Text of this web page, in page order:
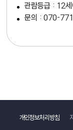
관람등급 : 12
문의 : 070-
개인정보처리방침